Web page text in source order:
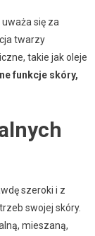
się za
twarzy
takie jak oleje
funkcje skóry,
szeroki i z
swojej skóry.
mieszaną,